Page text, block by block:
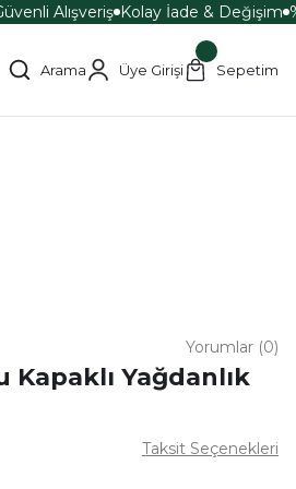
Alışveriş Kolay İade & Değişim
Arama Üye Girişi Sepetim
Yorumlar (0)
Kapaklı Yağdanlık
Taksit Seçenekleri